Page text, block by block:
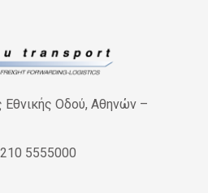
Εθνικής Οδού, Αθηνών –
5555000